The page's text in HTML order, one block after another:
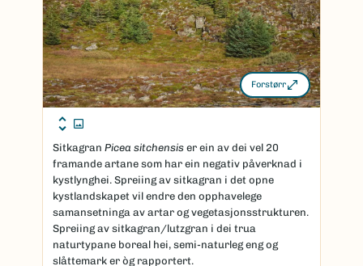
Forstørr
Sitkagran Picea sitchensis er ein av dei vel 20
framande artane som har ein negativ påverknad i
kystlynghei. Spreiing av sitkagran i det opne
kystlandskapet vil endre den opphavelege
samansetninga av artar og vegetasjonsstrukturen.
Spreiing av sitkagran/lutzgran i dei trua
naturtypane boreal hei, semi-naturleg eng og
slåttemark er òg rapportert.